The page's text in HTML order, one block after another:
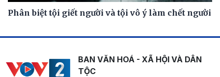
Phân biệt tội giết người và tội vô ý làm chết người
BAN VĂN HOÁ - XÃ HỘI VÀ DÂN
TỘC